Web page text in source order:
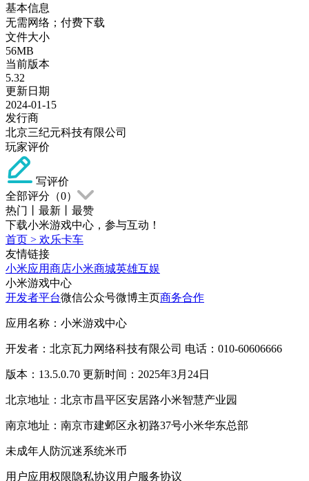
基本信息
无需网络；付费下载
文件大小
56MB
当前版本
5.32
更新日期
2024-01-15
发行商
北京三纪元科技有限公司
玩家评价
写评价
全部评分（0）
热门
最新
最赞
下载小米游戏中心，参与互动！
首页 > 欢乐卡车
友情链接
小米应用商店小米商城英雄互娱
小米游戏中心
开发者平台微信公众号微博主页商务合作
应用名称：小米游戏中心
开发者：北京瓦力网络科技有限公司 电话：010-60606666
版本：13.5.0.70 更新时间：2025年3月24日
北京地址：北京市昌平区安居路小米智慧产业园
南京地址：南京市建邺区永初路37号小米华东总部
未成年人防沉迷系统米币
用户应用权限隐私协议用户服务协议